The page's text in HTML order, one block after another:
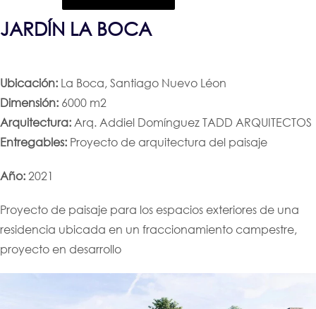
JARDÍN LA BOCA
Ubicación: La Boca, Santiago Nuevo Léon
Dimensión: 6000 m2
Arquitectura: Arq. Addiel Domínguez TADD ARQUITECTOS
Entregables: Proyecto de arquitectura del paisaje
Año: 2021
Proyecto de paisaje para los espacios exteriores de una
residencia ubicada en un fraccionamiento campestre,
proyecto en desarrollo